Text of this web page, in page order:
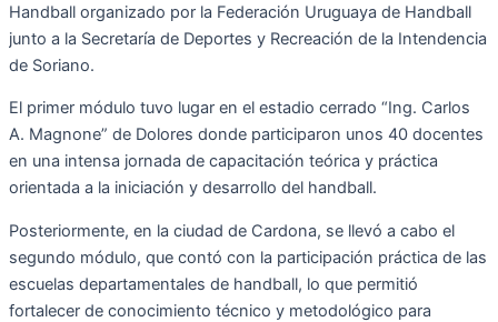
Handball organizado por la Federación Uruguaya de Handball
junto a la Secretaría de Deportes y Recreación de la Intendencia
de Soriano.
El primer módulo tuvo lugar en el estadio cerrado “Ing. Carlos
A. Magnone” de Dolores donde participaron unos 40 docentes
en una intensa jornada de capacitación teórica y práctica
orientada a la iniciación y desarrollo del handball.
Posteriormente, en la ciudad de Cardona, se llevó a cabo el
segundo módulo, que contó con la participación práctica de las
escuelas departamentales de handball, lo que permitió
fortalecer de conocimiento técnico y metodológico para